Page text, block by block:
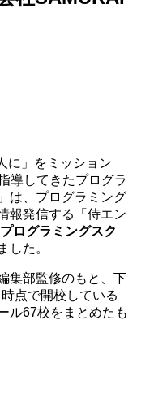
に」をミッション
導してきたプログラ
は、プログラミング
報発信する「侍エン
ログラミングスク
した。
集部監修のもと、下
点で開校している
ル67校をまとめたも